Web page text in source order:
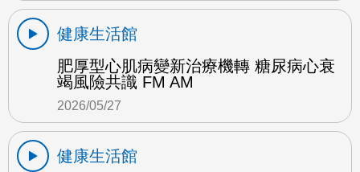
健康生活館
肥厚型心肌病變新治療機轉 糖尿病心衰
竭風險共識 FM AM
2026/05/27
健康生活館